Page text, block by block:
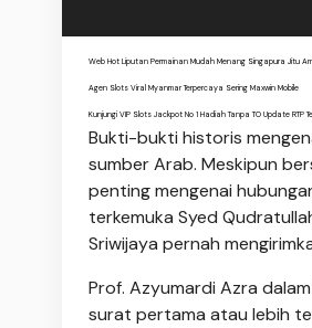
Web Hot Liputan Permainan Mudah Menang Singapura Jitu
Agen Slots Viral Myanmar Terpercaya Sering Maxwin Mobile
Kunjungi VIP Slots Jackpot No 1 Hadiah Tanpa TO Update RTP
Bukti-bukti historis
sumber Arab. Meskipun
penting mengenai
terkemuka Syed
Sriwijaya pernah
Prof. Azyumardi Azra
surat pertama atau lebih